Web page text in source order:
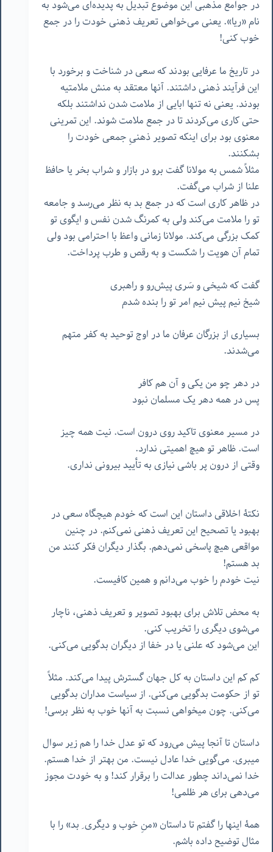
در جوامع مذهبی این موضوع تبدیل به پدیده‌ای می‌شود به
نام «ریا». یعنی می‌خواهی تعریف ذهنی خودت را در جمع
خوب کنی!
در تاریخ ما عرفایی بودند که سعی در شناخت و برخورد با
این فرآیند ذهنی داشتند. آنها معتقد به منش ملامتیه
بودند. یعنی نه تنها ابایی از ملامت شدن نداشتند بلکه
حتی کاری می‌کردند تا در جمع ملامت شوند. این تمرینی
معنوی بود برای اینکه تصویر ذهنیِ جمعی خودت را
بشکنند.
مثلاً شمس به مولانا گفت برو در بازار و شراب بخر یا حافظ
علنا از شراب می‌گفت.
در ظاهر کاری است که در جمع بد به نظر می‌رسد و جامعه
تو را ملامت می‌کند ولی به کمرنگ شدن نفس و ایگوی تو
کمک بزرگی می‌کند. مولانا زمانی واعظ با احترامی بود ولی
تمام آن هویت را شکست و به رقص و طرب پرداخت.
گفت که شیخی و سَری پیش‌رو و راهبری
شیخ نیم پیش نیم امر تو را بنده شدم
بسیاری از بزرگان عرفان ما در اوج توحید به کفر متهم
می‌شدند.
در دهر چو من یکی و آن هم کافر
پس در همه دهر یک مسلمان نبود
در مسیر معنوی تاکید روی درون است. نیت همه چیز
است. ظاهر تو هیچ اهمیتی ندارد.
وقتی از درون پر باشی نیازی به تأیید بیرونی نداری.
نکتۀ اخلاقی داستان این است که خودم هیچگاه سعی در
بهبود یا تصحیح این تعریف ذهنی نمی‌کنم. در چنین
مواقعی هیچ پاسخی نمی‌دهم. بگذار دیگران فکر کنند من
بد هستم!
نیت خودم را خوب می‌دانم و همین کافیست.
به محض تلاش برای بهبود تصویر و تعریف ذهنی، ناچار
می‌شوی دیگری را تخریب کنی.
این می‌شود که علنی یا در خفا از دیگران بدگویی می‌کنی.
کم کم این داستان به کل جهان گسترش پیدا می‌کند. مثلاً
تو از حکومت بدگویی می‌کنی. از سیاست مداران بدگویی
می‌کنی. چون میخواهی نسبت به آنها خوب به نظر برسی!
داستان تا آنجا پیش می‌رود که تو عدل خدا را هم زیر سوال
میبری. می‌گویی خدا عادل نیست. من بهتر از خدا هستم.
خدا نمی‌داند چطور عدالت را برقرار کند! و به خودت مجوز
می‌دهی برای هر ظلمی!
همۀ اینها را گفتم تا داستان «منِ خوب و دیگری ِ بد» را با
مثال توضیح داده باشم.